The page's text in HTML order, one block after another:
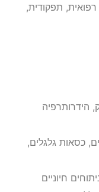
לנפגע לחזור
תפקודית,
הידרותרפיה
כסאות גלגלים,